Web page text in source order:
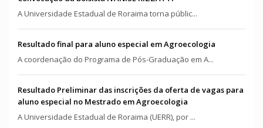
A Universidade Estadual de Roraima torna públic...
Resultado final para aluno especial em Agroecologia
A coordenação do Programa de Pós-Graduação em A...
Resultado Preliminar das inscrições da oferta de vagas para
aluno especial no Mestrado em Agroecologia
A Universidade Estadual de Roraima (UERR), por ...